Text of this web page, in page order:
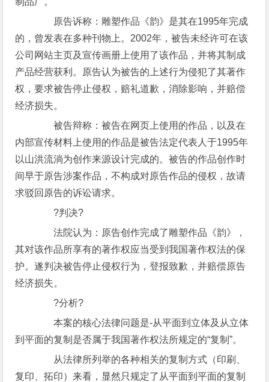
原告诉称：雕塑作品《韵》是其在1995年完成
的，曾发表在多种刊物上。2002年，被告未经许可在该
公司网站主页及宣传画册上使用了该作品，并将其制成
产品经营获利。原告认为被告的上述行为侵犯了其著作
权，要求被告停止侵权，赔礼道歉，消除影响，并赔偿
经济损失。
被告辩称：被告在网页上使用的作品，以及在
内部宣传材料上使用的作品是被告法定代表人于1995年
以山洪流淌为创作来源设计完成的。被告的作品创作时
间早于原告涉案作品，不构成对原告作品的侵权，故请
求驳回原告的诉讼请求。
?判决?
法院认为：原告创作完成了雕塑作品《韵》，
其对该作品所享有的著作权应当受到我国著作权法的保
护。遂判决被告停止侵权行为，登报致歉，并赔偿原告
经济损失。
?分析?
本案的核心法律问题是-从平面到立体及从立体
到平面的复制是否属于我国著作权法所规定的“复制”。
从法律所列举的各种相关的复制方式（印刷、
复印、拓印）来看，显然只规定了从平面到平面的复制